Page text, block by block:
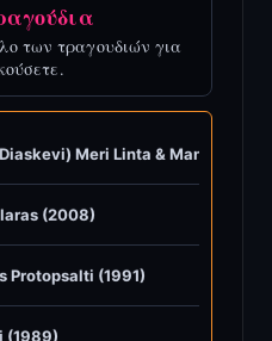
των τραγουδιών για
Meri Linta & Manolis
(2008)
Protopsalti (1991)
(1989)